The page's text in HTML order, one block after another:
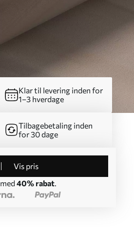
Klar til levering inden for
1–3 hverdage
Tilbagebetaling inden
for 30 dage
Vis pris
40% rabat.